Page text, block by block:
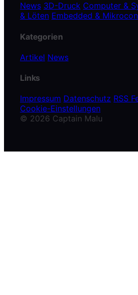
News 3D-Druck Computer &
& Löten Embedded &
Kategorien
Artikel News
Links
Impressum Datenschutz RSS
Cookie-Einstellungen
© 2026 Captain Malu